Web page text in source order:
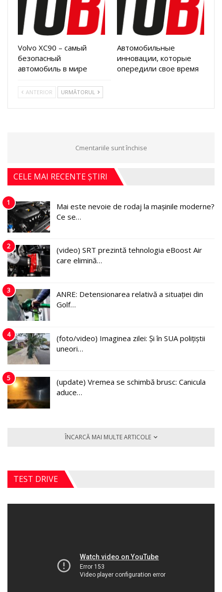
Volvo XC90 – самый
безопасный
автомобиль в мире
Автомобильные
инновации, которые
опередили свое время
ANTERIOR URMĂTORUL
Cmentariile sunt închise
CELE MAI RECENTE ȘTIRI
1
Mai este nevoie de rodaj la mașinile moderne?
Ce se…
2
(video) SRT prezintă tehnologia eBoost Air
care elimină…
3
ANRE: Detensionarea relativă a situației din
Golf…
4
(foto/video) Imaginea zilei: Și în SUA polițiștii
uneori…
5
(update) Vremea se schimbă brusc: Canicula
aduce…
ÎNCARCĂ MAI MULTE ARTICOLE
TEST DRIVE